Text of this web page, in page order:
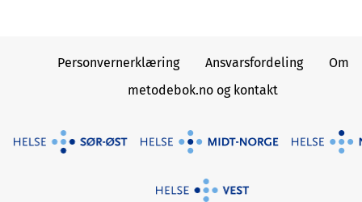
Personvernerklæring Ansvarsfordeling
Om
metodebok.no og kontakt